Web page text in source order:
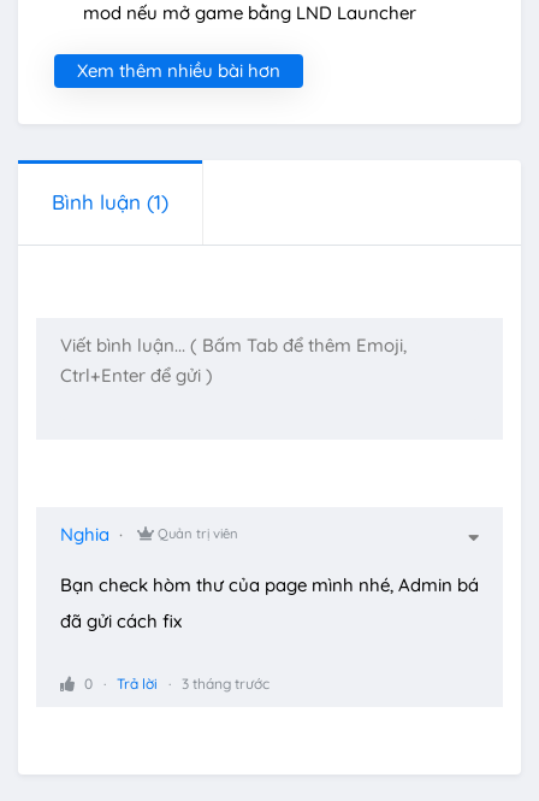
mod nếu mở game bằng LND Launcher
Xem thêm nhiều bài hơn
Bình luận (1)
Nghia Quản trị viên
Bạn check hòm thư của page mình nhé, Admin bá
đã gửi cách fix
0 Trả lời 3 tháng trước